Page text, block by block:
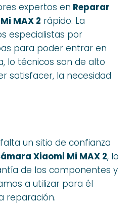
expertos en Reparar
MAX 2 rápido. La
especialistas por
para poder entrar en
lo técnicos son de alto
satisfacer, la necesidad
un sitio de confianza
Xiaomi Mi MAX 2, lo
de los componentes y
a utilizar para él
reparación.